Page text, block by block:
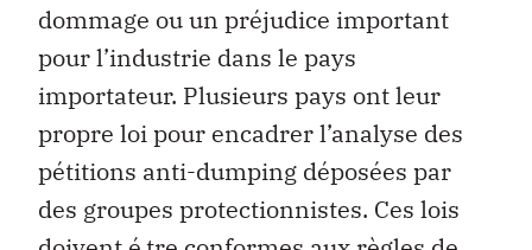
dommage ou un préjudice important
pour l’industrie dans le pays
importateur. Plusieurs pays ont leur
propre loi pour encadrer l’analyse des
pétitions anti-dumping déposées par
des groupes protectionnistes. Ces lois